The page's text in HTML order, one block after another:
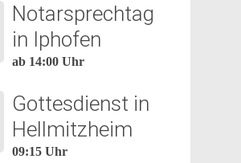
Notarsprechtag
in Iphofen
ab 14:00 Uhr
Gottesdienst in
Hellmitzheim
09:15 Uhr